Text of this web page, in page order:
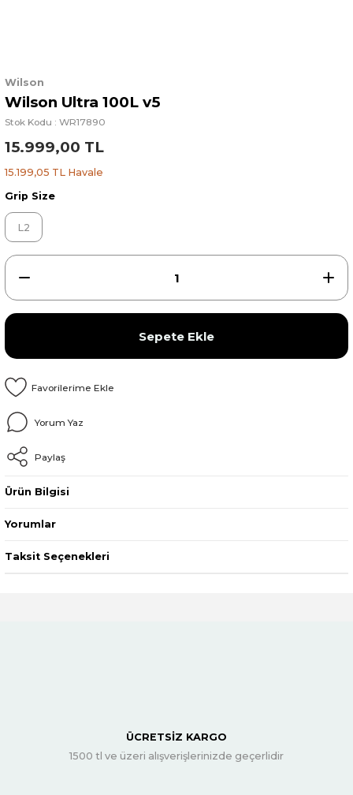
Wilson
Wilson Ultra 100L v5
Stok Kodu : WR17890
15.999,00 TL
15.199,05 TL Havale
Grip Size
L2
Sepete Ekle
Yorum Yaz
Paylaş
Ürün Bilgisi
Yorumlar
Taksit Seçenekleri
ÜCRETSİZ KARGO
1500 tl ve üzeri alışverişlerinizde geçerlidir